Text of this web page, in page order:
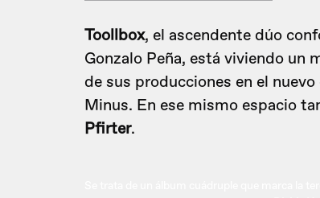
Toollbox, el ascendente dúo
Gonzalo Peña, está viviendo un
de sus producciones en el
Minus. En ese mismo espacio
Pfirter.